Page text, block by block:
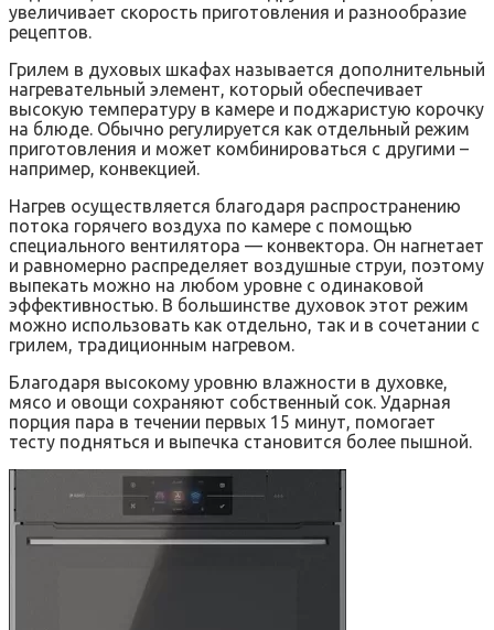
увеличивает скорость приготовления и разнообразие
рецептов.
Грилем в духовых шкафах называется дополнительный
нагревательный элемент, который обеспечивает
высокую температуру в камере и поджаристую корочку
на блюде. Обычно регулируется как отдельный режим
приготовления и может комбинироваться с другими –
например, конвекцией.
Нагрев осуществляется благодаря распространению
потока горячего воздуха по камере с помощью
специального вентилятора — конвектора. Он нагнетает
и равномерно распределяет воздушные струи, поэтому
выпекать можно на любом уровне с одинаковой
эффективностью. В большинстве духовок этот режим
можно использовать как отдельно, так и в сочетании с
грилем, традиционным нагревом.
Благодаря высокому уровню влажности в духовке,
мясо и овощи сохраняют собственный сок. Ударная
порция пара в течении первых 15 минут, помогает
тесту подняться и выпечка становится более пышной.